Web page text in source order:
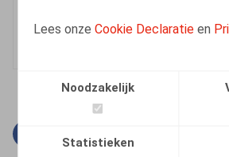
Lees onzeCookie Declaratie en
Noodzakelijk
Statistieken